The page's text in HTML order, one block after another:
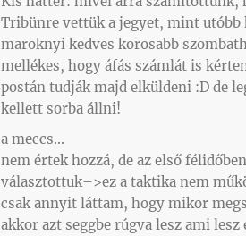
Tribünre vettük a jegyet, mint utóbb
maroknyi kedves korosabb
mellékes, hogy áfás számlát is
postán tudják majd elküldeni :D de
kellett sorba állni!
a meccs…
nem értek hozzá, de az első
választottuk–>ez a taktika nem
csak annyit láttam, hogy mikor
akkor azt seggbe rúgva lesz ami